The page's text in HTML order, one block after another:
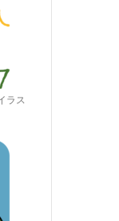
ラス